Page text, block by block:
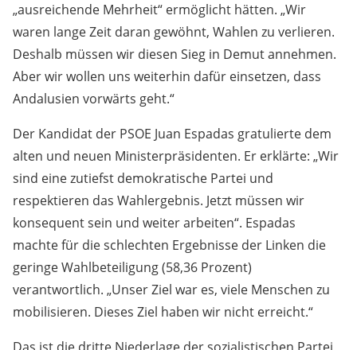
„ausreichende Mehrheit“ ermöglicht hätten. „Wir
waren lange Zeit daran gewöhnt, Wahlen zu verlieren.
Deshalb müssen wir diesen Sieg in Demut annehmen.
Aber wir wollen uns weiterhin dafür einsetzen, dass
Andalusien vorwärts geht.“
Der Kandidat der PSOE Juan Espadas gratulierte dem
alten und neuen Ministerpräsidenten. Er erklärte: „Wir
sind eine zutiefst demokratische Partei und
respektieren das Wahlergebnis. Jetzt müssen wir
konsequent sein und weiter arbeiten“. Espadas
machte für die schlechten Ergebnisse der Linken die
geringe Wahlbeteiligung (58,36 Prozent)
verantwortlich. „Unser Ziel war es, viele Menschen zu
mobilisieren. Dieses Ziel haben wir nicht erreicht.“